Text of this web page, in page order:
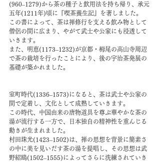
(960–1279)から茶の種子と飲用法を持ち帰り、承元
五年(1211年)頃に『喫茶養生記』を著しました。
この書によって、茶は禅修行を支える飲み物として
僧侶の間に広まり、やがて武士や公家にも浸透して
いきます。
また、明恵(1173–1232)が京都・栂尾の高山寺周辺
で茶の栽培を行ったことにより、後の宇治茶発展の
基礎が築かれました。
室町時代(1336–1573)になると、茶は武士や公家の
間で定着し、文化として成熟していきます。
この時代、中国由来の唐物道具を尊ぶ華やかな茶の
湯が流行する一方で、日本独自の精神性を重んじる
動きが生まれました。
村田珠光(1423–1502)は、禅の思想を背景に簡素さ
の中に美を見いだす茶の湯を提唱し、その思想は武
野紹鴎(1502–1555)によってさらに洗練されていき